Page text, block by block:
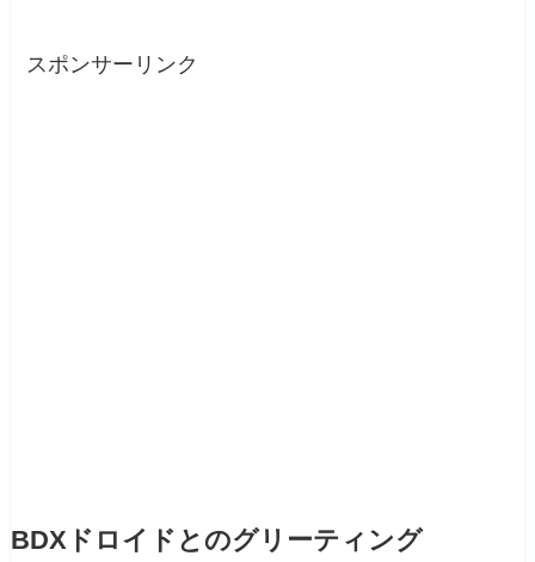
スポンサーリンク
BDXドロイドとのグリーティング